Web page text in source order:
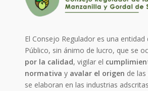
El Consejo Regulador es una entidad
Público, sin ánimo de lucro, que se
por la calidad, vigilar el
normativa y avalar el origen de
se elaboran en las industrias